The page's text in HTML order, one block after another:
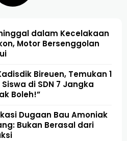
dalam Kecelakaan
Motor Bersenggolan
Bireuen, Temukan 1
di SDN 7 Jangka
Boleh!”
Dugaan Bau Amoniak
Bukan Berasal dari